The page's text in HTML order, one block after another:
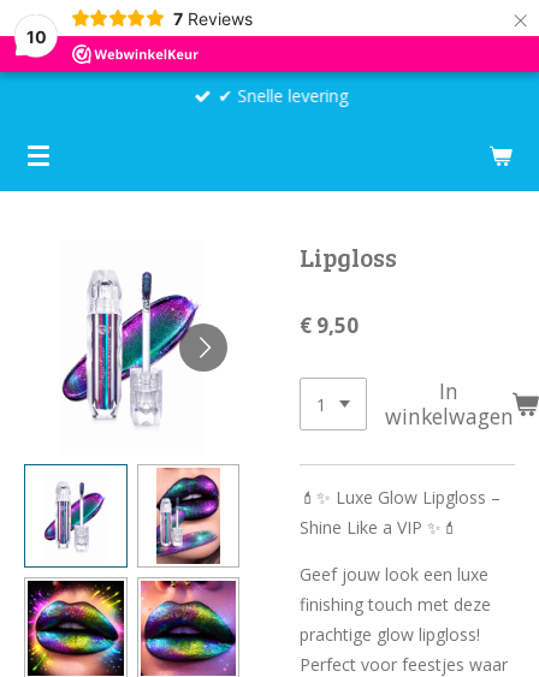
10
7 Reviews ×
✔ Snelle levering
Lipgloss
€ 9,50
In
winkelwagen
💄✨ Luxe Glow Lipgloss –
Shine Like a VIP ✨💄
Geef jouw look een luxe
finishing touch met deze
prachtige glow lipgloss!
Perfect voor feestjes waar